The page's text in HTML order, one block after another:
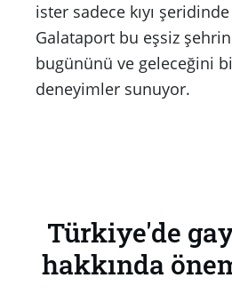
ister sadece kıyı
Galataport bu eşsiz
bugününü ve geleceğini
deneyimler sunuyor.
Türkiye'de
hakkında